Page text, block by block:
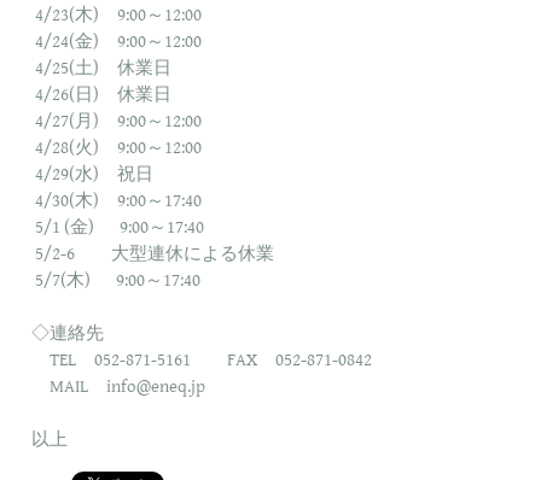
4/23(木) 9:00～12:00
4/24(金) 9:00～12:00
4/25(土) 休業日
4/26(日) 休業日
4/27(月) 9:00～12:00
4/28(火) 9:00～12:00
4/29(水) 祝日
4/30(木) 9:00～17:40
5/1 (金) 9:00～17:40
5/2-6 大型連休による休業
5/7(木) 9:00～17:40
◇連絡先
TEL 052-871-5161 FAX 052-871-0842
MAIL info@eneq.jp
以上